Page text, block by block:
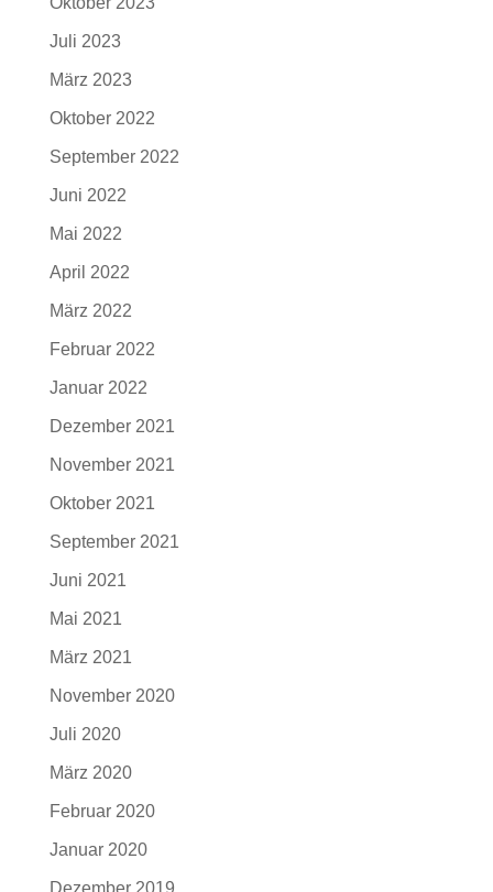
Juli 2023
März 2023
Oktober 2022
September 2022
Juni 2022
Mai 2022
April 2022
März 2022
Februar 2022
Januar 2022
Dezember 2021
November 2021
Oktober 2021
September 2021
Juni 2021
Mai 2021
März 2021
November 2020
Juli 2020
März 2020
Februar 2020
Januar 2020